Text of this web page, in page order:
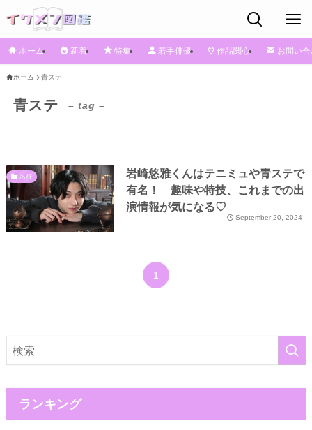
ホーム 新着 特集 若手俳優 作品関心 お問い
ホーム 青ステ
青ステ – tag –
あ行
岩崎悠雅くんはテニミュや青ステで
有名！ 趣味や特技、これまでの出
演情報が気になる♡
September 20, 2024
1
ランキング